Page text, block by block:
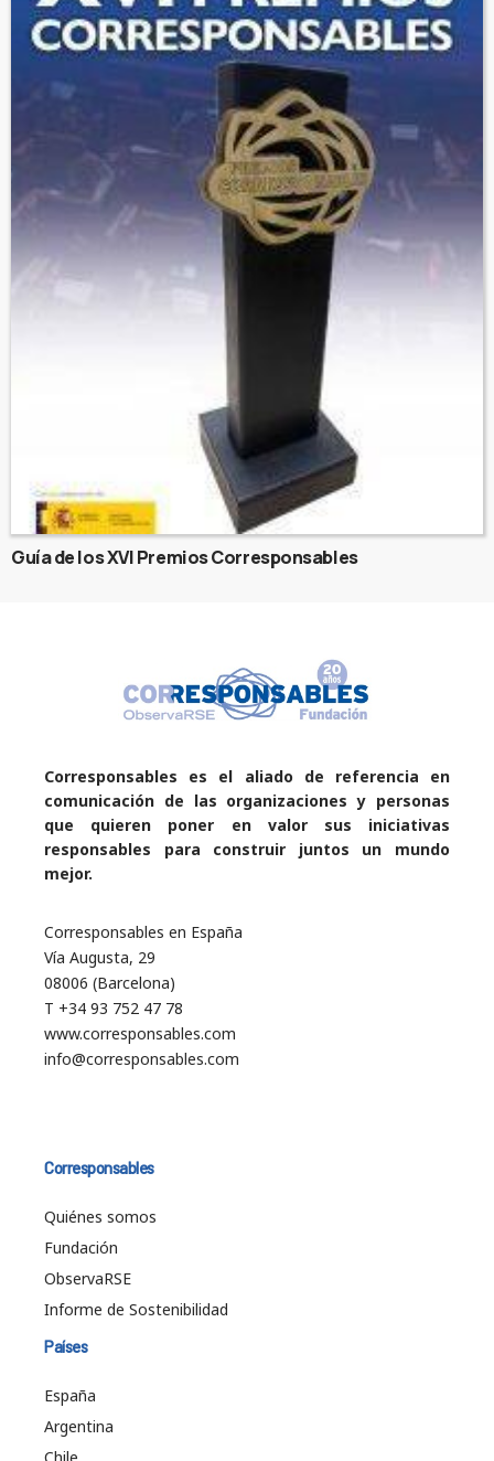
Guía de los XVI Premios Corresponsables
Corresponsables es el aliado de referencia en
comunicación de las organizaciones y personas
que quieren poner en valor sus iniciativas
responsables para construir juntos un mundo
mejor.
Corresponsables en España
Vía Augusta, 29
08006 (Barcelona)
T +34 93 752 47 78
www.corresponsables.com
info@corresponsables.com
Corresponsables
Quiénes somos
Fundación
ObservaRSE
Informe de Sostenibilidad
Países
España
Argentina